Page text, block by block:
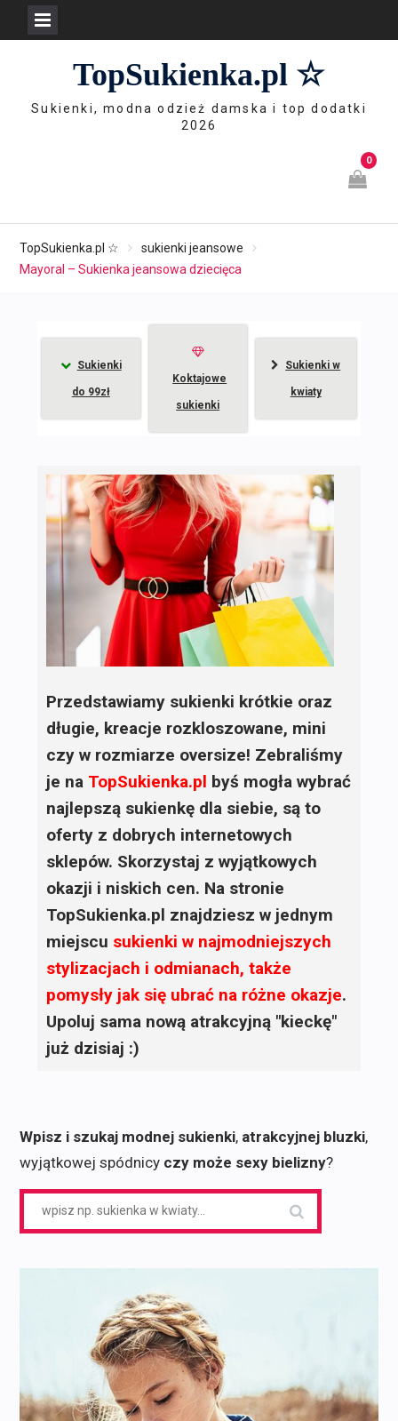
TopSukienka.pl ☆
Sukienki, modna odzież damska i top dodatki
2026
0
TopSukienka.pl ☆
sukienki jeansowe
Mayoral – Sukienka jeansowa dziecięca
Sukienki
do 99zł
Koktajowe
sukienki
Sukienki w
kwiaty
Przedstawiamy sukienki krótkie oraz
długie, kreacje rozkloszowane, mini
czy w rozmiarze oversize! Zebraliśmy
je na TopSukienka.pl byś mogła wybrać
najlepszą sukienkę dla siebie, są to
oferty z dobrych internetowych
sklepów. Skorzystaj z wyjątkowych
okazji i niskich cen. Na stronie
TopSukienka.pl znajdziesz w jednym
miejscu sukienki w najmodniejszych
stylizacjach i odmianach, także
pomysły jak się ubrać na różne okazje.
Upoluj sama nową atrakcyjną "kieckę"
już dzisiaj :)
Wpisz i szukaj modnej sukienki, atrakcyjnej bluzki,
wyjątkowej spódnicy czy może sexy bielizny?